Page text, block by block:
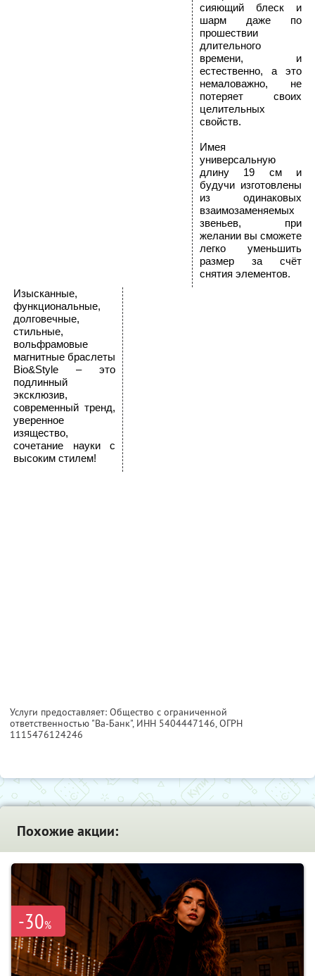
сияющий блеск и
шарм даже по
прошествии
длительного
времени, и
естественно, а это
немаловажно, не
потеряет своих
целительных
свойств.
Имея
универсальную
длину 19 см и
будучи изготовлены
из одинаковых
взаимозаменяемых
звеньев, при
желании вы сможете
легко уменьшить
размер за счёт
снятия элементов.
Изысканные,
функциональные,
долговечные,
стильные,
вольфрамовые
магнитные браслеты
Bio&Style – это
подлинный
эксклюзив,
современный тренд,
уверенное
изящество,
сочетание науки с
высоким стилем!
Услуги предоставляет: Общество с ограниченной
ответственностью "Ва-Банк", ИНН 5404447146, ОГРН
1115476124246
Похожие акции:
-30%